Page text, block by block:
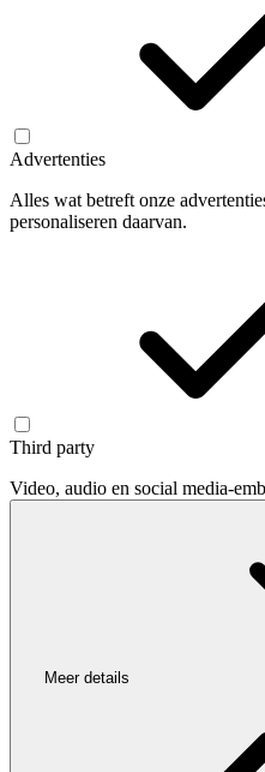
Advertenties
Alles wat betreft onze
personaliseren daarvan.
Third party
Video, audio en social media-
Meer details